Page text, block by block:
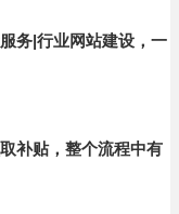
务|行业网站建设，一
补贴，整个流程中有